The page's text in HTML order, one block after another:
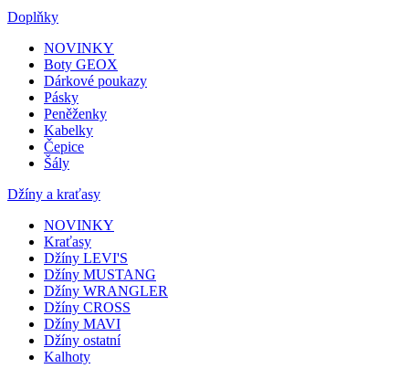
Doplňky
NOVINKY
Boty GEOX
Dárkové poukazy
Pásky
Peněženky
Kabelky
Čepice
Šály
Džíny a kraťasy
NOVINKY
Kraťasy
Džíny LEVI'S
Džíny MUSTANG
Džíny WRANGLER
Džíny CROSS
Džíny MAVI
Džíny ostatní
Kalhoty